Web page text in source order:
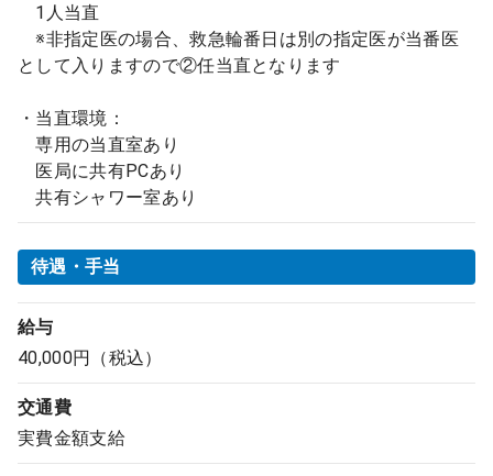
1人当直
※非指定医の場合、救急輪番日は別の指定医が当番医
として入りますので②任当直となります
・当直環境：
専用の当直室あり
医局に共有PCあり
共有シャワー室あり
待遇・手当
給与
40,000円（税込）
交通費
実費金額支給